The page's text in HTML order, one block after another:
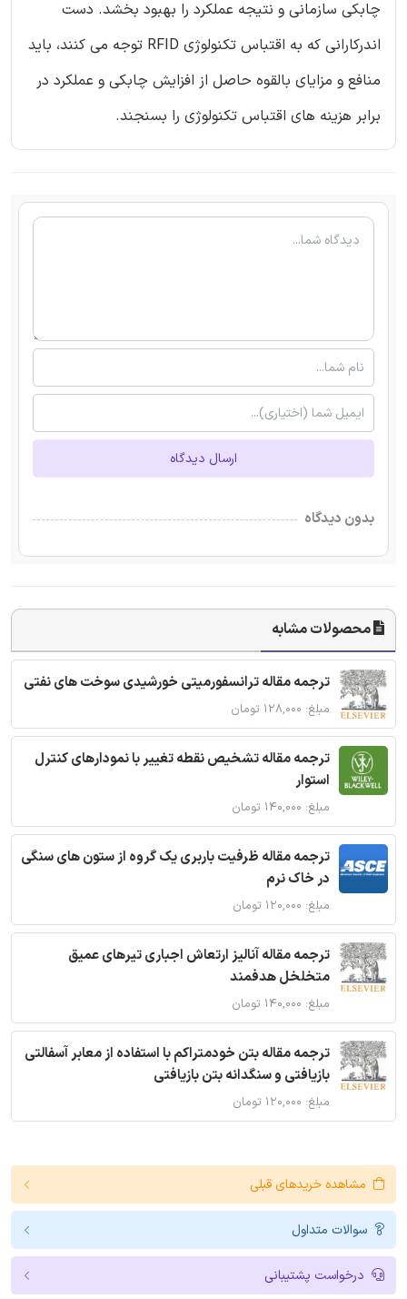
چابکی سازمانی و نتیجه عملکرد را بهبود بخشد. دست
اندرکارانی که به اقتباس تکنولوژی RFID توجه می کنند، باید
منافع و مزایای بالقوه حاصل از افزایش چابکی و عملکرد در
برابر هزینه های اقتباس تکنولوژی را بسنجند.
ارسال دیدگاه
بدون دیدگاه
محصولات مشابه
ترجمه مقاله ترانسفورمیتی خورشیدی سوخت های نفتی
مبلغ: ۱۲۸,۰۰۰ تومان
ترجمه مقاله تشخیص نقطه تغییر با نمودارهای کنترل
استوار
مبلغ: ۱۴۰,۰۰۰ تومان
ترجمه مقاله ظرفیت باربری یک گروه از ستون های سنگی
در خاک نرم
مبلغ: ۱۲۰,۰۰۰ تومان
ترجمه مقاله آنالیز ارتعاش اجباری تیرهای عمیق
متخلخل هدفمند
مبلغ: ۱۴۰,۰۰۰ تومان
ترجمه مقاله بتن خودمتراکم با استفاده از معابر آسفالتی
بازیافتی و سنگدانه بتن بازیافتی
مبلغ: ۱۲۰,۰۰۰ تومان
مشاهده خریدهای قبلی
سوالات متداول
درخواست پشتیبانی